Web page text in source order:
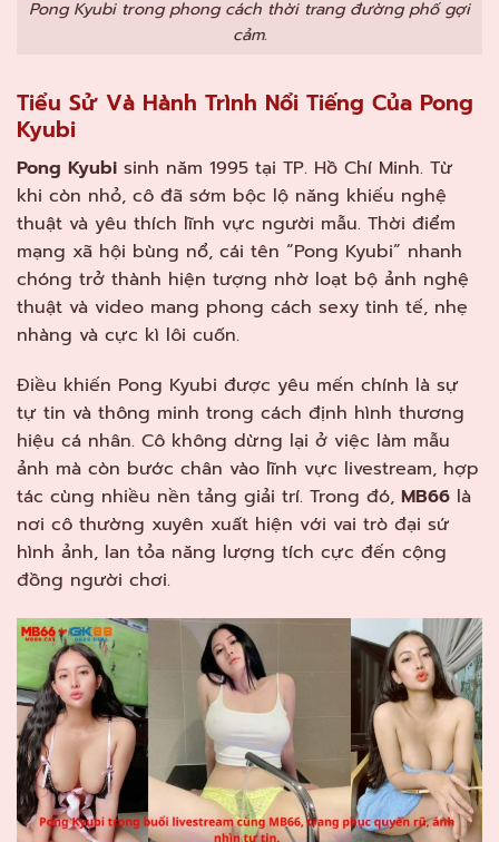
Pong Kyubi trong phong cách thời trang đường phố gợi
cảm.
Tiểu Sử Và Hành Trình Nổi Tiếng Của Pong
Kyubi
Pong Kyubi sinh năm 1995 tại TP. Hồ Chí Minh. Từ
khi còn nhỏ, cô đã sớm bộc lộ năng khiếu nghệ
thuật và yêu thích lĩnh vực người mẫu. Thời điểm
mạng xã hội bùng nổ, cái tên “Pong Kyubi” nhanh
chóng trở thành hiện tượng nhờ loạt bộ ảnh nghệ
thuật và video mang phong cách sexy tinh tế, nhẹ
nhàng và cực kì lôi cuốn.
Điều khiến Pong Kyubi được yêu mến chính là sự
tự tin và thông minh trong cách định hình thương
hiệu cá nhân. Cô không dừng lại ở việc làm mẫu
ảnh mà còn bước chân vào lĩnh vực livestream, hợp
tác cùng nhiều nền tảng giải trí. Trong đó, MB66 là
nơi cô thường xuyên xuất hiện với vai trò đại sứ
hình ảnh, lan tỏa năng lượng tích cực đến cộng
đồng người chơi.